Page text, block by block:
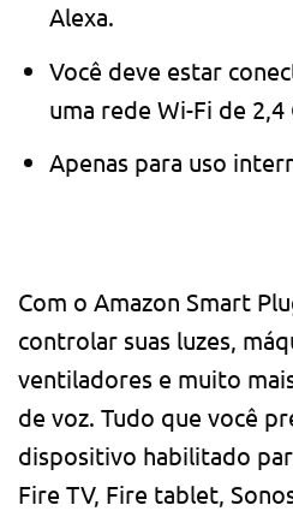
Alexa.
Você deve estar
uma rede Wi-Fi de 2,4
Apenas para uso
Com o Amazon Smart
controlar suas luzes,
ventiladores e muito
de voz. Tudo que você
dispositivo habilitado
Fire TV, Fire tablet,